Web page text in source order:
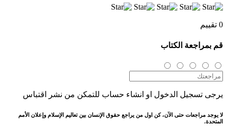
0 تقييم
قم بمراجعة الكتاب
يرجى تسجيل الدخول او انشاء حساب للتمكن من نشر اقتباس
لا يوجد مراجعات حتى الآن، كن اول من يراجع حقوق الإنسان بين تعاليم الإسلام وإعلان الأمم
المتحدة.